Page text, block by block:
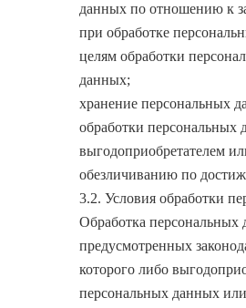
данных по отношению к
при обработке
целям обработки
данных;
хранение персональных
обработки персональных
выгодоприобретателем
обезличиванию по
3.2. Условия обработки
Обработка персональных
предусмотренных
которого либо
персональных данных